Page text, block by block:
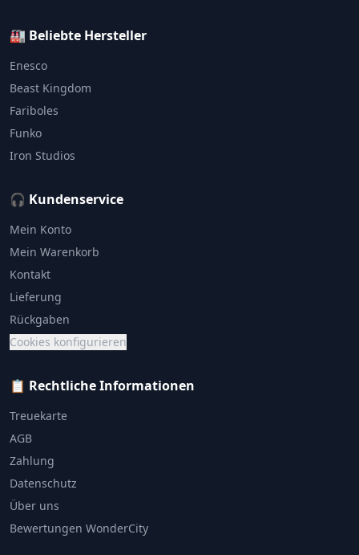
🏭 Beliebte Hersteller
Enesco
Beast Kingdom
Fariboles
Funko
Iron Studios
🎧 Kundenservice
Mein Konto
Mein Warenkorb
Kontakt
Lieferung
Rückgaben
Cookies konfigurieren
📋 Rechtliche Informationen
Treuekarte
AGB
Zahlung
Datenschutz
Über uns
Bewertungen WonderCity